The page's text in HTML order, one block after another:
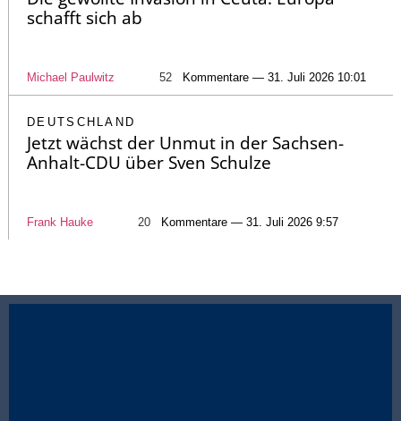
schafft sich ab
Michael Paulwitz 52 Kommentare — 31. Juli 2026 10:01
DEUTSCHLAND
Jetzt wächst der Unmut in der Sachsen-
Anhalt-CDU über Sven Schulze
Frank Hauke 20 Kommentare — 31. Juli 2026 9:57